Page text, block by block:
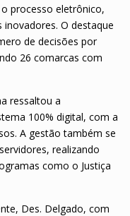
processo eletrônico,
O destaque
de decisões por
26 comarcas com
ressaltou a
100% digital, com a
A gestão também se
realizando
como o Justiça
Des. Delgado, com